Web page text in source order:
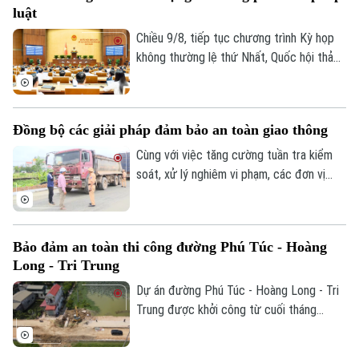
luật
Chiều 9/8, tiếp tục chương trình Kỳ họp
không thường lệ thứ Nhất, Quốc hội thảo
Đồng bộ các giải pháp đảm bảo an toàn giao thông
Cùng với việc tăng cường tuần tra kiểm
soát, xử lý nghiêm vi phạm, các đơn vị
của pháp luật nhằm đảm bảo ATGT trong
rộng đường giao thông.
Bảo đảm an toàn thi công đường Phú Túc - Hoàng
Long - Tri Trung
Dự án đường Phú Túc - Hoàng Long - Tri
Trung được khởi công từ cuối tháng